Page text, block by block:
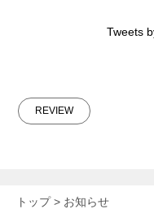
Tweets
REVIEW
トップ お知らせ